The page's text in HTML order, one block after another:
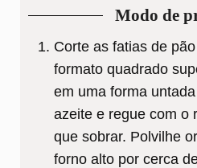
Modo de
Corte as fatias de
formato quadrado
em uma forma
azeite e regue com o
que sobrar. Polvilhe
forno alto por cerca